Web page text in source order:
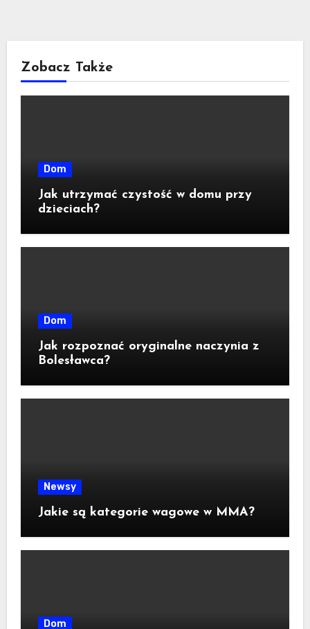
Zobacz Także
Dom
Jak utrzymać czystość w domu przy
dzieciach?
Dom
Jak rozpoznać oryginalne naczynia z
Bolesławca?
Newsy
Jakie są kategorie wagowe w MMA?
Dom